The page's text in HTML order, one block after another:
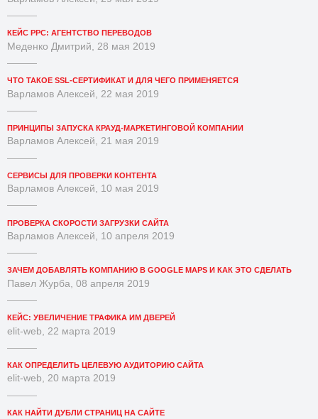
КЕЙС PPC: АГЕНТСТВО ПЕРЕВОДОВ
Меденко Дмитрий, 28 мая 2019
ЧТО ТАКОЕ SSL-СЕРТИФИКАТ И ДЛЯ ЧЕГО ПРИМЕНЯЕТСЯ
Варламов Алексей, 22 мая 2019
ПРИНЦИПЫ ЗАПУСКА КРАУД-МАРКЕТИНГОВОЙ КОМПАНИИ
Варламов Алексей, 21 мая 2019
СЕРВИСЫ ДЛЯ ПРОВЕРКИ КОНТЕНТА
Варламов Алексей, 10 мая 2019
ПРОВЕРКА СКОРОСТИ ЗАГРУЗКИ САЙТА
Варламов Алексей, 10 апреля 2019
ЗАЧЕМ ДОБАВЛЯТЬ КОМПАНИЮ В GOOGLE MAPS И КАК ЭТО СДЕЛАТЬ
Павел Журба, 08 апреля 2019
КЕЙС: УВЕЛИЧЕНИЕ ТРАФИКА ИМ ДВЕРЕЙ
elit-web, 22 марта 2019
КАК ОПРЕДЕЛИТЬ ЦЕЛЕВУЮ АУДИТОРИЮ САЙТА
elit-web, 20 марта 2019
КАК НАЙТИ ДУБЛИ СТРАНИЦ НА САЙТЕ